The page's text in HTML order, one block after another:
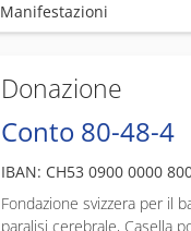
Manifestazioni
Donazione
Conto 80-48-4
IBAN: CH53 0900 0000
Fondazione svizzera per il
paralisi cerebrale, Casella